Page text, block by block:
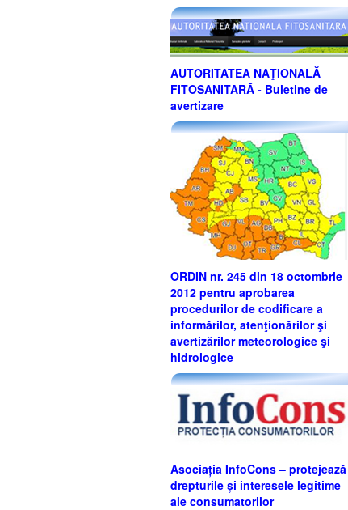
AUTORITATEA NAŢIONALĂ
FITOSANITARĂ - Buletine de
avertizare
ORDIN nr. 245 din 18 octombrie
2012 pentru aprobarea
procedurilor de codificare a
informărilor, atenţionărilor şi
avertizărilor meteorologice şi
hidrologice
Asociația InfoCons – protejează
drepturile și interesele legitime
ale consumatorilor